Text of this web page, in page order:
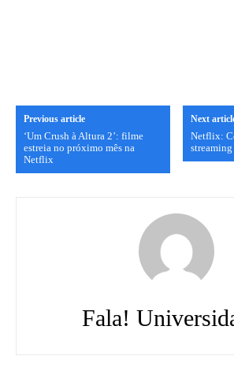
Previous article
‘Um Crush à Altura 2’: filme
estreia no próximo mês na
Netflix
Next
Netflix:
streaming
Fala!